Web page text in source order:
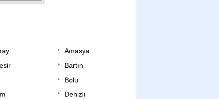
Amasya
Bartın
Bolu
Denizli